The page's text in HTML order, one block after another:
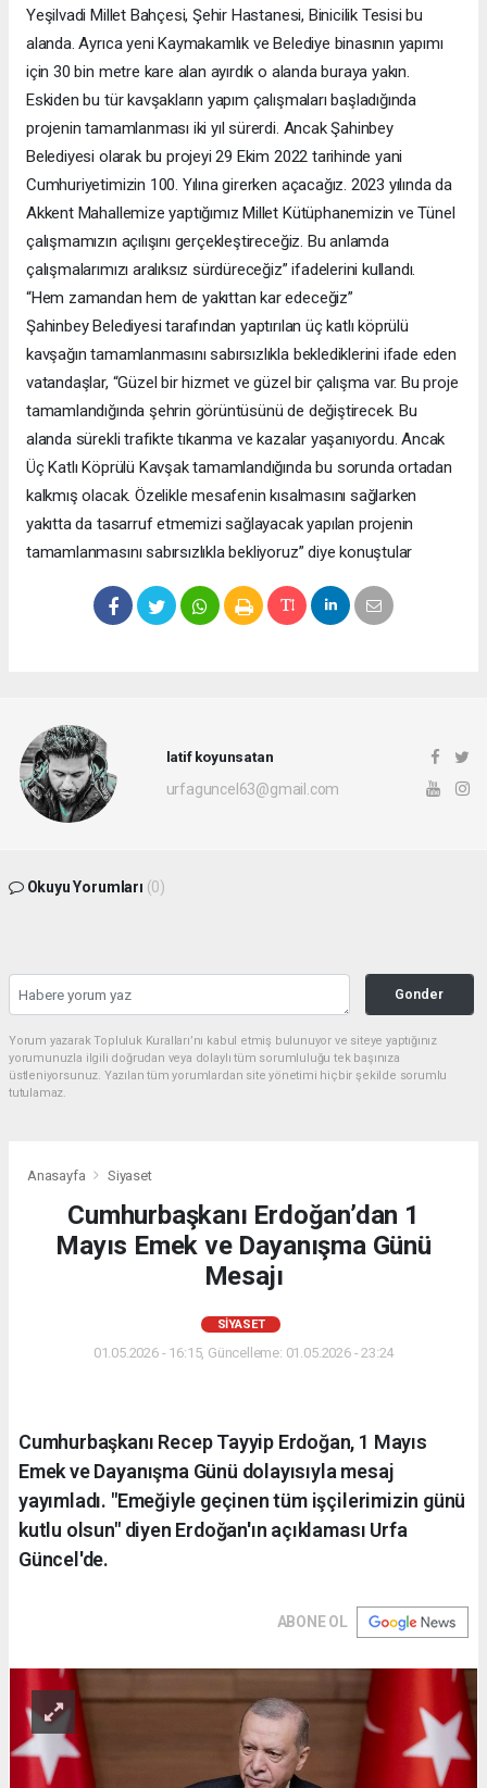
Yeşilvadi Millet Bahçesi, Şehir Hastanesi, Binicilik Tesisi bu
alanda. Ayrıca yeni Kaymakamlık ve Belediye binasının yapımı
için 30 bin metre kare alan ayırdık o alanda buraya yakın.
Eskiden bu tür kavşakların yapım çalışmaları başladığında
projenin tamamlanması iki yıl sürerdi. Ancak Şahinbey
Belediyesi olarak bu projeyi 29 Ekim 2022 tarihinde yani
Cumhuriyetimizin 100. Yılına girerken açacağız. 2023 yılında da
Akkent Mahallemize yaptığımız Millet Kütüphanemizin ve Tünel
çalışmamızın açılışını gerçekleştireceğiz. Bu anlamda
çalışmalarımızı aralıksız sürdüreceğiz” ifadelerini kullandı.
“Hem zamandan hem de yakıttan kar edeceğiz”
Şahinbey Belediyesi tarafından yaptırılan üç katlı köprülü
kavşağın tamamlanmasını sabırsızlıkla beklediklerini ifade eden
vatandaşlar, “Güzel bir hizmet ve güzel bir çalışma var. Bu proje
tamamlandığında şehrin görüntüsünü de değiştirecek. Bu
alanda sürekli trafikte tıkanma ve kazalar yaşanıyordu. Ancak
Üç Katlı Köprülü Kavşak tamamlandığında bu sorunda ortadan
kalkmış olacak. Özelikle mesafenin kısalmasını sağlarken
yakıtta da tasarruf etmemizi sağlayacak yapılan projenin
tamamlanmasını sabırsızlıkla bekliyoruz” diye konuştular
latif koyunsatan
urfaguncel63@gmail.com
Okuyu Yorumları (0)
Gonder
Yorum yazarak Topluluk Kuralları’nı kabul etmiş bulunuyor ve siteye yaptığınız
yorumunuzla ilgili doğrudan veya dolaylı tüm sorumluluğu tek başınıza
üstleniyorsunuz. Yazılan tüm yorumlardan site yönetimi hiçbir şekilde sorumlu
tutulamaz.
Anasayfa Siyaset
Cumhurbaşkanı Erdoğan’dan 1
Mayıs Emek ve Dayanışma Günü
Mesajı
SIYASET
01.05.2026 - 16:15, Güncelleme: 01.05.2026 - 23:24
Cumhurbaşkanı Recep Tayyip Erdoğan, 1 Mayıs
Emek ve Dayanışma Günü dolayısıyla mesaj
yayımladı. "Emeğiyle geçinen tüm işçilerimizin günü
kutlu olsun" diyen Erdoğan'ın açıklaması Urfa
Güncel'de.
ABONE OL